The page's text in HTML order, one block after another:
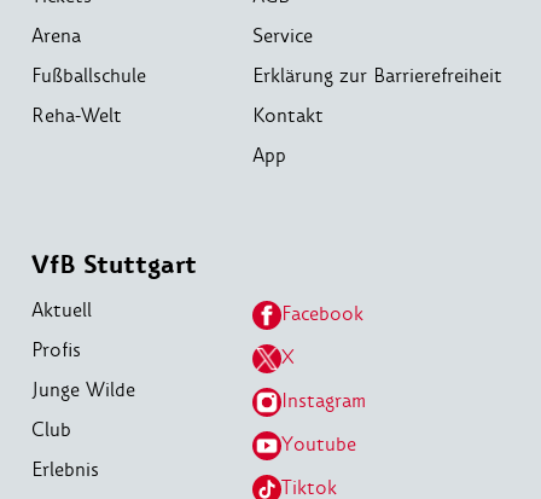
Arena
Fußballschule
Reha-Welt
Service
Erklärung zur Barrierefreiheit
Kontakt
App
VfB Stuttgart
Aktuell
Profis
Junge Wilde
Club
Erlebnis
Facebook
X
Instagram
Youtube
Tiktok